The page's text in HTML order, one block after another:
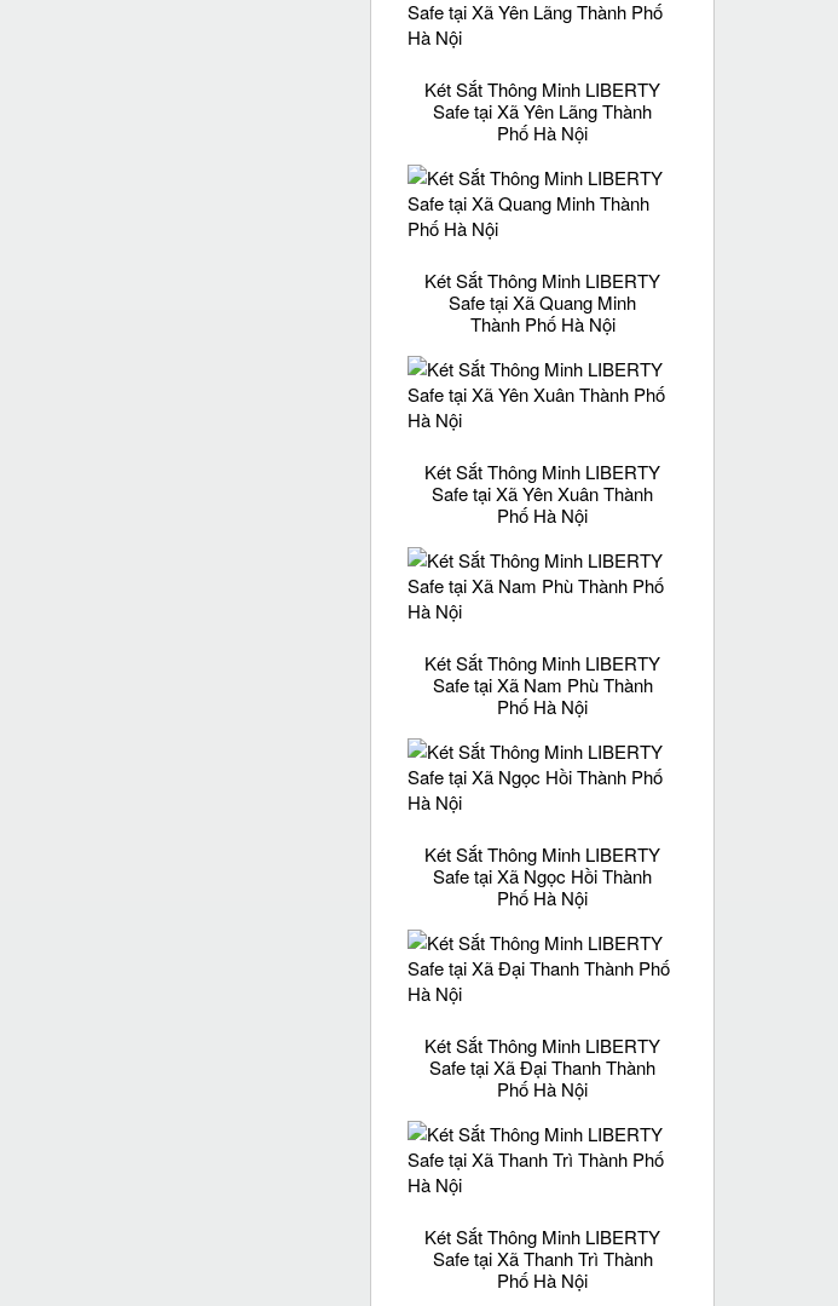
Két Sắt Thông Minh LIBERTY
Safe tại Xã Yên Lãng Thành
Phố Hà Nội
Két Sắt Thông Minh LIBERTY
Safe tại Xã Quang Minh
Thành Phố Hà Nội
Két Sắt Thông Minh LIBERTY
Safe tại Xã Yên Xuân Thành
Phố Hà Nội
Két Sắt Thông Minh LIBERTY
Safe tại Xã Nam Phù Thành
Phố Hà Nội
Két Sắt Thông Minh LIBERTY
Safe tại Xã Ngọc Hồi Thành
Phố Hà Nội
Két Sắt Thông Minh LIBERTY
Safe tại Xã Đại Thanh Thành
Phố Hà Nội
Két Sắt Thông Minh LIBERTY
Safe tại Xã Thanh Trì Thành
Phố Hà Nội